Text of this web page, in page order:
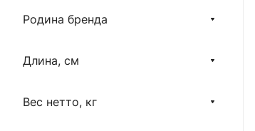
Родина бренда
Длина, см
Вес нетто, кг